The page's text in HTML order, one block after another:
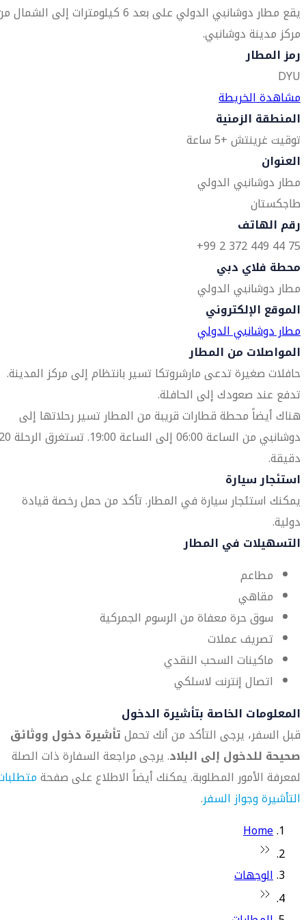
يقع مطار دوشانبي الدولي على بعد 6 كيلومترات إلى
مركز مدينة دوشانبي.
رمز المطار
DYU
مشاهدة الخريطة
المنطقة الزمنية
توقيت غرينتش +5 ساعة
العنوان
مطار دوشانبي الدولي
طاجكستان
رقم الهاتف
75 44 449 372 2 99+
محطة فلاي دبي
مطار دوشانبي الدولي
الموقع الإلكتروني
مطار دوشانبي الدولي
المواصلات من المطار
حافلات صغيرة تدعى مارشروتكا تسير بانتظام إلى مركز المدينة.
تدفع عند صعودك إلى الحافلة.
هناك أيضاً محطة قطارات قريبة من المطار تسير رحلاتها إلى
دوشانبي من الساعة 06:00 إلى
دقيقة.
استئجار سيارة
يمكنك استئجار سيارة في المطار. تأكد من حمل رخصة قيادة
دولية.
التسهيلات في المطار
مطاعم
مقاهي
سوق حرة معفاة من الرسوم الجمركية
تصريف عملات
ماكينات السحب النقدي
اتصال إنترنت لاسلكي
المعلومات الخاصة بتأشيرة الدخول
قبل السفر، يرجى التأكد من أنك تحملتأشيرة دخول ووثائق
صحيحة للدخول إلى البلاد. يرجى مراجعة السفارة ذات الصلة
لمعرفة الأمور المطلوبة. يمكنك أيضاً الاطلاع على صفحة
التأشيرة وجواز السفر.
Home
الوجهات